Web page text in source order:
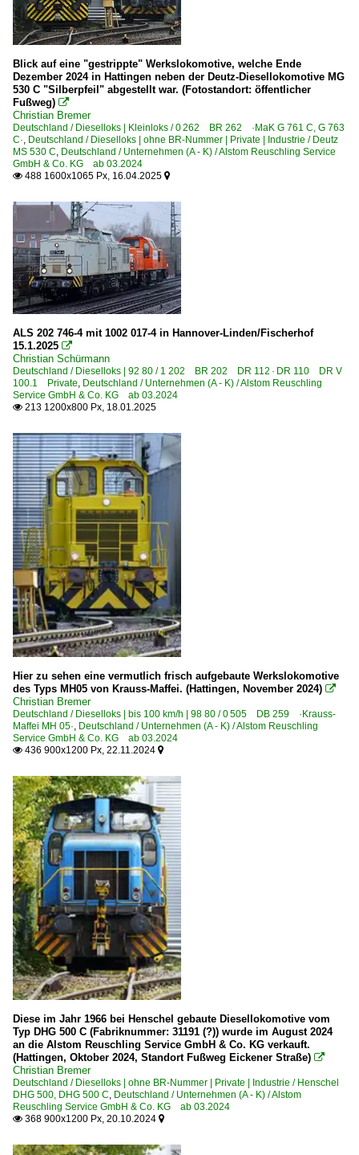
Blick auf eine "gestrippte" Werkslokomotive, welche Ende
Dezember 2024 in Hattingen neben der Deutz-Diesellokomotive MG
530 C "Silberpfeil" abgestellt war. (Fotostandort: öffentlicher
Fußweg) 
Christian Bremer
Deutschland / Dieselloks | Kleinloks / 0 262 BR 262 ·MaK G 761 C, G 763
C·, Deutschland / Dieselloks | ohne BR-Nummer | Private | Industrie / Deutz
MS 530 C, Deutschland / Unternehmen (A - K) / Alstom Reuschling Service
GmbH & Co. KG ab 03.2024
 488 1600x1065 Px, 16.04.2025 
ALS 202 746-4 mit 1002 017-4 in Hannover-Linden/Fischerhof
15.1.2025 
Christian Schürmann
Deutschland / Dieselloks | 92 80 / 1 202 BR 202 DR 112 · DR 110 DR V
100.1 Private, Deutschland / Unternehmen (A - K) / Alstom Reuschling
Service GmbH & Co. KG ab 03.2024
 213 1200x800 Px, 18.01.2025
Hier zu sehen eine vermutlich frisch aufgebaute Werkslokomotive
des Typs MH05 von Krauss-Maffei. (Hattingen, November 2024) 
Christian Bremer
Deutschland / Dieselloks | bis 100 km/h | 98 80 / 0 505 DB 259 ·Krauss-
Maffei MH 05·, Deutschland / Unternehmen (A - K) / Alstom Reuschling
Service GmbH & Co. KG ab 03.2024
 436 900x1200 Px, 22.11.2024 
Diese im Jahr 1966 bei Henschel gebaute Diesellokomotive vom
Typ DHG 500 C (Fabriknummer: 31191 (?)) wurde im August 2024
an die Alstom Reuschling Service GmbH & Co. KG verkauft.
(Hattingen, Oktober 2024, Standort Fußweg Eickener Straße) 
Christian Bremer
Deutschland / Dieselloks | ohne BR-Nummer | Private | Industrie / Henschel
DHG 500, DHG 500 C, Deutschland / Unternehmen (A - K) / Alstom
Reuschling Service GmbH & Co. KG ab 03.2024
 368 900x1200 Px, 20.10.2024 